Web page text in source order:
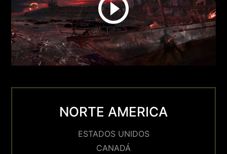
NORTE AMERICA
ESTADOS UNIDOS
CANADÁ